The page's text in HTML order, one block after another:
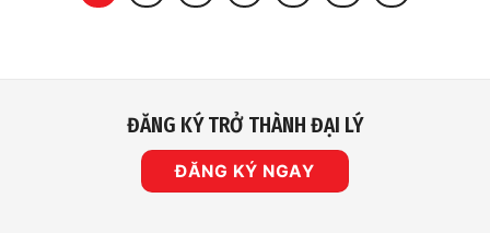
ĐĂNG KÝ TRỞ THÀNH ĐẠI LÝ
ĐĂNG KÝ NGAY